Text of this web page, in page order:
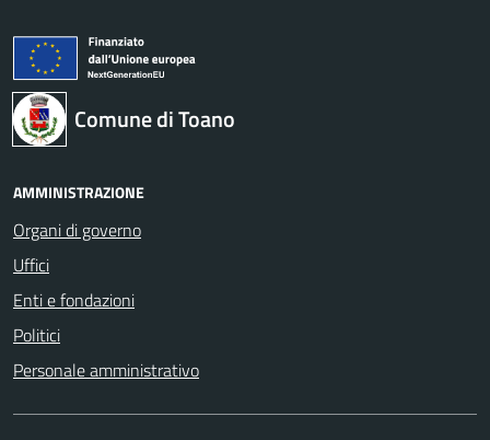
Comune di Toano
AMMINISTRAZIONE
Organi di governo
Uffici
Enti e fondazioni
Politici
Personale amministrativo